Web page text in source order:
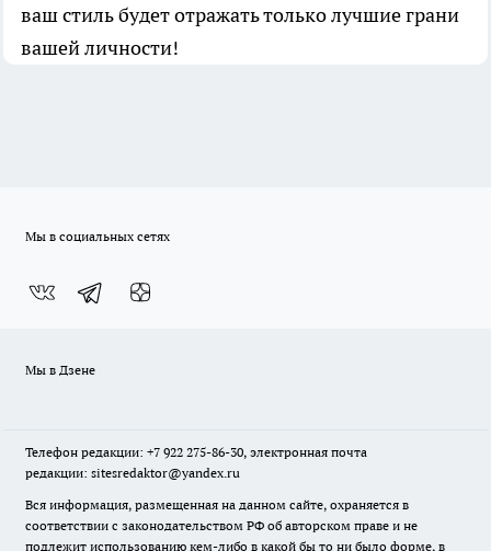
ваш стиль будет отражать только лучшие грани
вашей личности!
Мы в социальных сетях
Мы в Дзене
Телефон редакции: +7 922 275-86-30, электронная почта
редакции: sitesredaktor@yandex.ru
Вся информация, размещенная на данном сайте, охраняется в
соответствии с законодательством РФ об авторском праве и не
подлежит использованию кем-либо в какой бы то ни было форме, в